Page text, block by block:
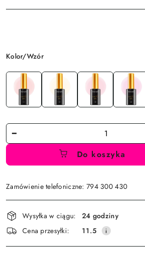
Wariant
Kolor/Wzór
Ilość
Do koszyka
Zamówienie telefoniczne: 794 300 430
Wyślij
Dostępność
i
dostawa
Wysyłka w ciągu:
24 godziny
Cena przesyłki:
11.5